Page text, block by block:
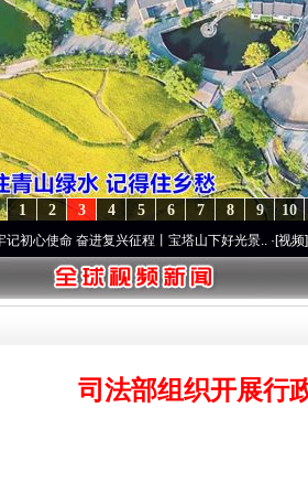
10
9
8
7
6
5
4
3
2
1
奋进复兴征程丨宝塔山下好光景..·[视频]因党而生
司法部组织开展行